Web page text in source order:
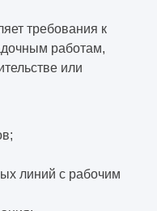
требования к
работам,
или
линий с рабочим